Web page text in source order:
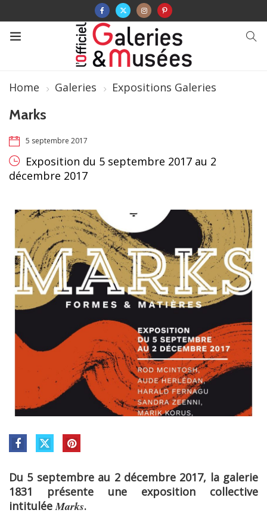
Home Galeries Expositions Galeries
Marks
5 septembre 2017
Exposition du 5 septembre 2017 au 2
décembre 2017
Du 5 septembre au 2 décembre 2017, la galerie
1831 présente une exposition collective
intituléeMarks.